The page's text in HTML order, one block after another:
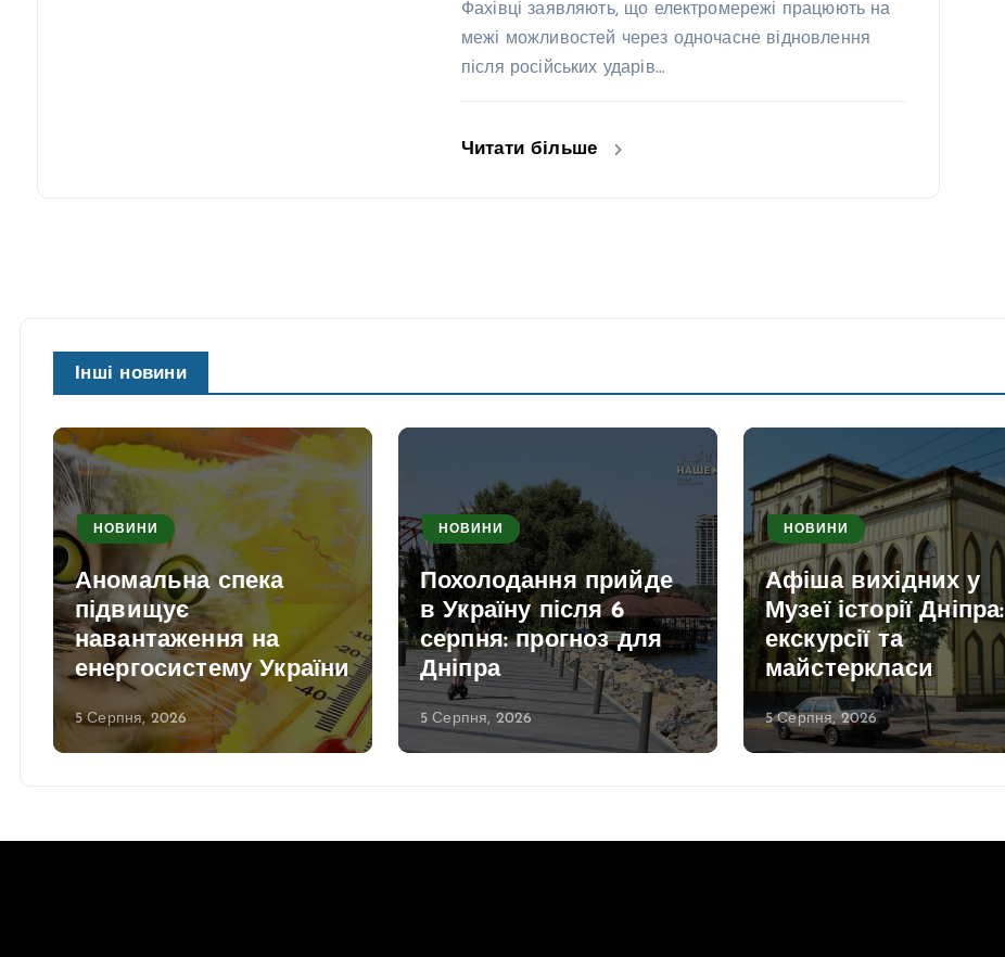
Фахівці заявляють, що електромережі працюють на
межі можливостей через одночасне відновлення
після російських ударів…
Читати більше
Інші новини
НОВИНИ
Аномальна спека
підвищує
навантаження на
енергосистему України
5 Серпня, 2026
НОВИНИ
Похолодання прийде
в Україну після 6
серпня: прогноз для
Дніпра
5 Серпня, 2026
НОВИНИ
Афіша вихідних у
Музеї історії Дніпра:
екскурсії та
майстеркласи
5 Серпня, 2026